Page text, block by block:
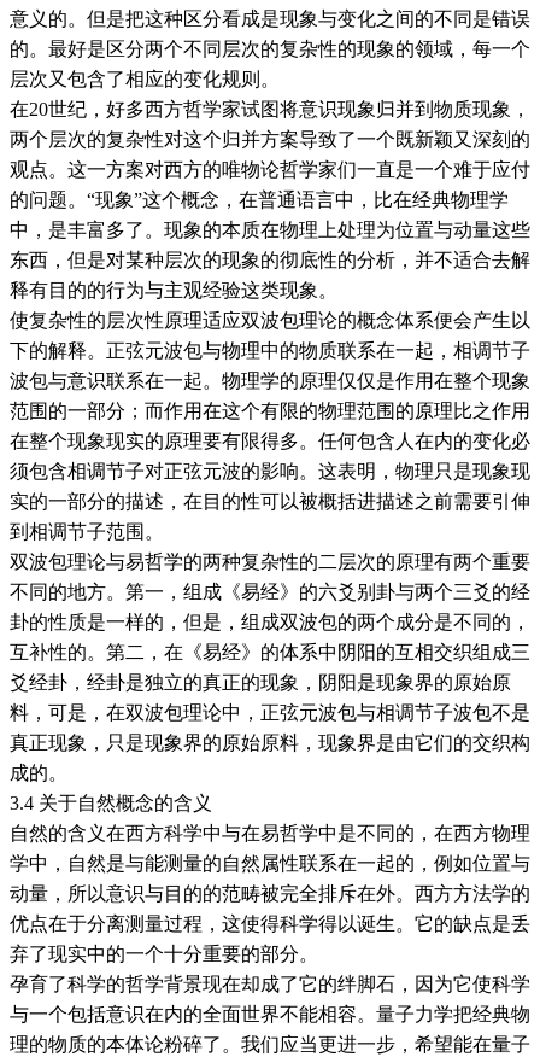
意义的。但是把这种区分看成是现象与变化之间的不同是错误
的。最好是区分两个不同层次的复杂性的现象的领域，每一个
层次又包含了相应的变化规则。
在20世纪，好多西方哲学家试图将意识现象归并到物质现象，
两个层次的复杂性对这个归并方案导致了一个既新颖又深刻的
观点。这一方案对西方的唯物论哲学家们一直是一个难于应付
的问题。“现象”这个概念，在普通语言中，比在经典物理学
中，是丰富多了。现象的本质在物理上处理为位置与动量这些
东西，但是对某种层次的现象的彻底性的分析，并不适合去解
释有目的的行为与主观经验这类现象。
使复杂性的层次性原理适应双波包理论的概念体系便会产生以
下的解释。正弦元波包与物理中的物质联系在一起，相调节子
波包与意识联系在一起。物理学的原理仅仅是作用在整个现象
范围的一部分；而作用在这个有限的物理范围的原理比之作用
在整个现象现实的原理要有限得多。任何包含人在内的变化必
须包含相调节子对正弦元波的影响。这表明，物理只是现象现
实的一部分的描述，在目的性可以被概括进描述之前需要引伸
到相调节子范围。
双波包理论与易哲学的两种复杂性的二层次的原理有两个重要
不同的地方。第一，组成《易经》的六爻别卦与两个三爻的经
卦的性质是一样的，但是，组成双波包的两个成分是不同的，
互补性的。第二，在《易经》的体系中阴阳的互相交织组成三
爻经卦，经卦是独立的真正的现象，阴阳是现象界的原始原
料，可是，在双波包理论中，正弦元波包与相调节子波包不是
真正现象，只是现象界的原始原料，现象界是由它们的交织构
成的。
3.4 关于自然概念的含义
自然的含义在西方科学中与在易哲学中是不同的，在西方物理
学中，自然是与能测量的自然属性联系在一起的，例如位置与
动量，所以意识与目的的范畴被完全排斥在外。西方方法学的
优点在于分离测量过程，这使得科学得以诞生。它的缺点是丢
弃了现实中的一个十分重要的部分。
孕育了科学的哲学背景现在却成了它的绊脚石，因为它使科学
与一个包括意识在内的全面世界不能相容。量子力学把经典物
理的物质的本体论粉碎了。我们应当更进一步，希望能在量子